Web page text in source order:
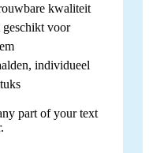
kwaliteit
geschikt voor
individueel
part of your text